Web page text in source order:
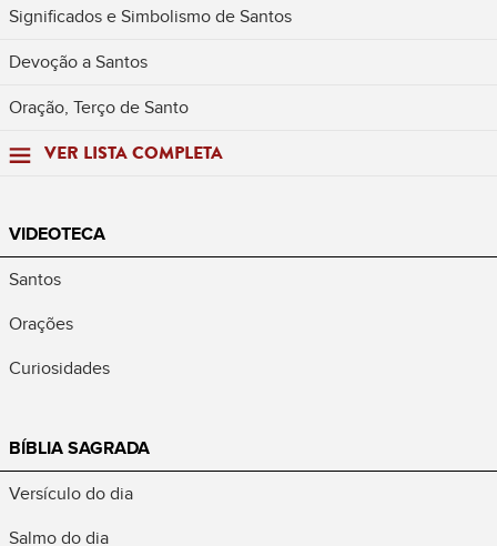
Significados e Simbolismo de Santos
Devoção a Santos
Oração, Terço de Santo
VER LISTA COMPLETA
VIDEOTECA
Santos
Orações
Curiosidades
BÍBLIA SAGRADA
Versículo do dia
Salmo do dia